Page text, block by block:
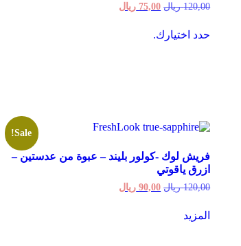
120,00 ريال Original
120,00 ريال.
75,00 ريال
حدد اختيارك.
be
chosen
the
page
Sale!
فريش لوك -كولور بليند – عبوة من عدستين –
ازرق ياقوتي
120,00 ريال Original
90,00 ريال
المزيد